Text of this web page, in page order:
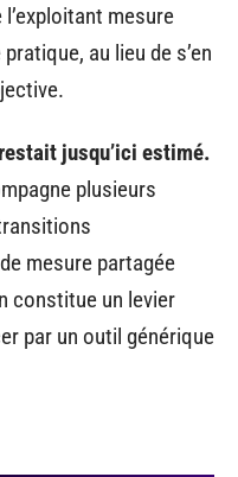
mesure
au lieu de s’en
jusqu’ici estimé.
plusieurs
mesure partagée
constitue un levier
par un outil générique